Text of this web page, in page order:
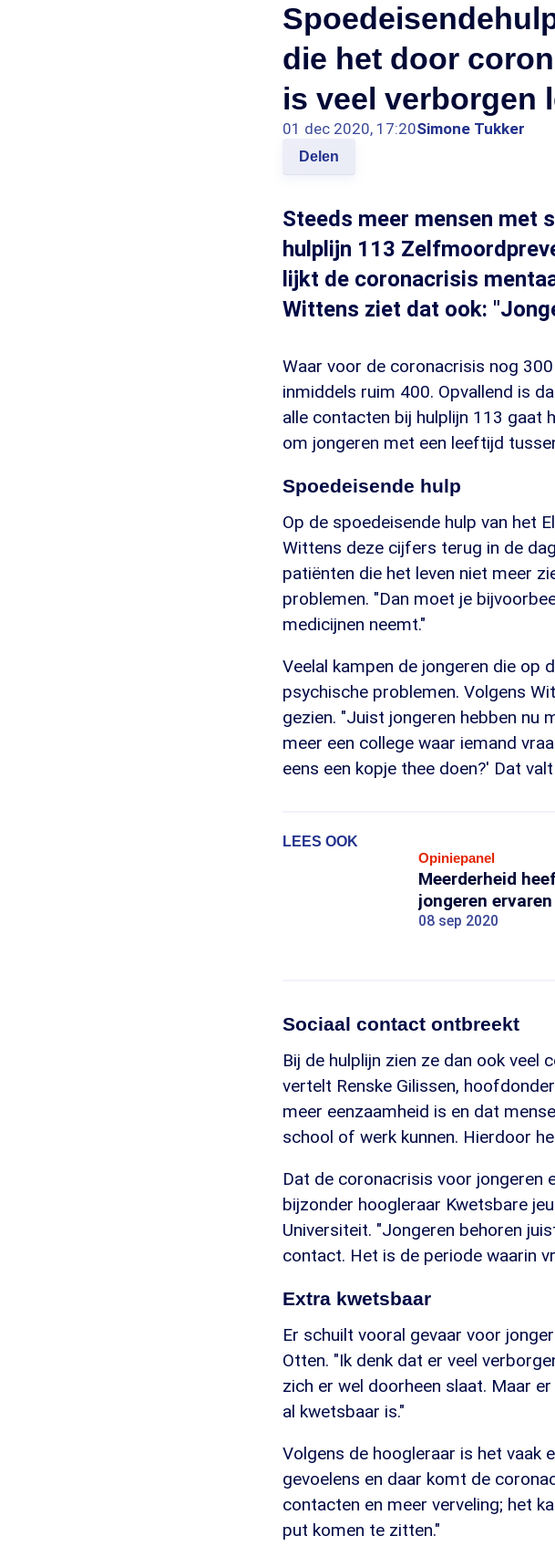
die het door
is veel verborgen
01 dec 2020, 17:20Simone Tukker
Delen
Steeds meer mensen met
hulplijn 113
lijkt de coronacrisis
Wittens ziet dat ook:
Waar voor de coronacrisis nog
inmiddels ruim 400. Opvallend is
alle contacten bij hulplijn 113 gaat
om jongeren met een leeftijd
Spoedeisende hulp
Op de spoedeisende hulp van het
Wittens deze cijfers terug in de
patiënten die het leven niet meer
problemen. "Dan moet je
medicijnen neemt."
Veelal kampen de jongeren die op
psychische problemen. Volgens
gezien. "Juist jongeren hebben nu
meer een college waar iemand
eens een kopje thee doen?' Dat
LEES OOK
Opiniepanel
Meerderheid
jongeren
08 sep 2020
Sociaal contact ontbreekt
Bij de hulplijn zien ze dan ook veel
vertelt Renske Gilissen,
meer eenzaamheid is en dat
school of werk kunnen. Hierdoor
Dat de coronacrisis voor jongeren
bijzonder hoogleraar Kwetsbare
Universiteit. "Jongeren behoren
contact. Het is de periode waarin
Extra kwetsbaar
Er schuilt vooral gevaar voor
Otten. "Ik denk dat er veel
zich er wel doorheen slaat. Maar
al kwetsbaar is."
Volgens de hoogleraar is het vaak
gevoelens en daar komt de
contacten en meer verveling; het
put komen te zitten."